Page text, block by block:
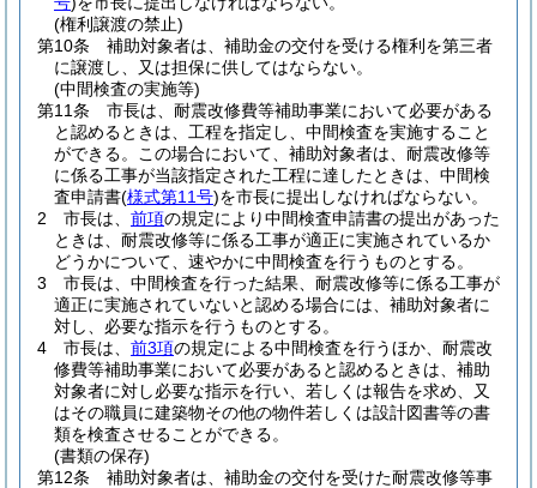
(権利譲渡の禁止)
第10条
補助対象者は、補助金の交付を受ける権利を第三者
に譲渡し、又は担保に供してはならない。
(中間検査の実施等)
第11条
市長は、耐震改修費等補助事業において必要がある
と認めるときは、工程を指定し、中間検査を実施すること
ができる。
この場合において、補助対象者は、耐震改修等
に係る工事が当該指定された工程に達したときは、中間検
査申請書(様式第11号)を市長に提出しなければならない。
2
市長は、 前項の規定により中間検査申請書の提出があった
ときは、耐震改修等に係る工事が適正に実施されているか
どうかについて、速やかに中間検査を行うものとする。
3
市長は、中間検査を行った結果、耐震改修等に係る工事が
適正に実施されていないと認める場合には、補助対象者に
対し、必要な指示を行うものとする。
4
市長は、 前3項の規定による中間検査を行うほか、耐震改
修費等補助事業において必要があると認めるときは、補助
対象者に対し必要な指示を行い、若しくは報告を求め、又
はその職員に建築物その他の物件若しくは設計図書等の書
類を検査させることができる。
(書類の保存)
第12条
補助対象者は、補助金の交付を受けた耐震改修等事